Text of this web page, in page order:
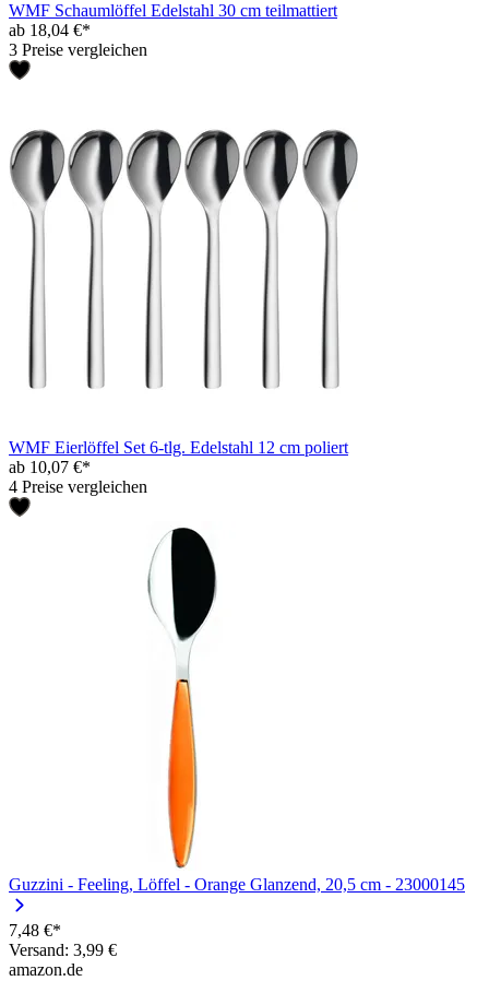
WMF Schaumlöffel Edelstahl 30 cm teilmattiert
ab 18,04 €*
3 Preise vergleichen
WMF Eierlöffel Set 6-tlg. Edelstahl 12 cm poliert
ab 10,07 €*
4 Preise vergleichen
Guzzini - Feeling, Löffel - Orange Glanzend, 20,5 cm - 23000145
7,48 €*
Versand: 3,99 €
amazon.de